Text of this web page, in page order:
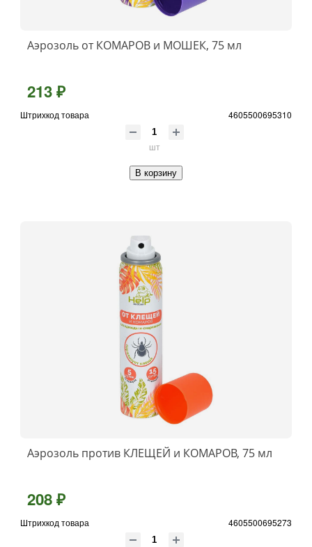
Аэрозоль от КОМАРОВ и МОШЕК, 75 мл
213 ₽
Штрихкод товара 4605500695310
шт
В корзину
Аэрозоль против КЛЕЩЕЙ и КОМАРОВ, 75 мл
208 ₽
Штрихкод товара 4605500695273